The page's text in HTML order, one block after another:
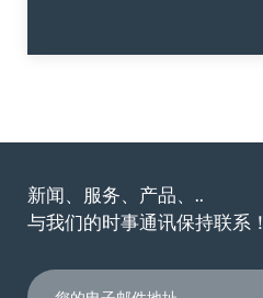
新闻、服务、产品、..
与我们的时事通讯保持联系！